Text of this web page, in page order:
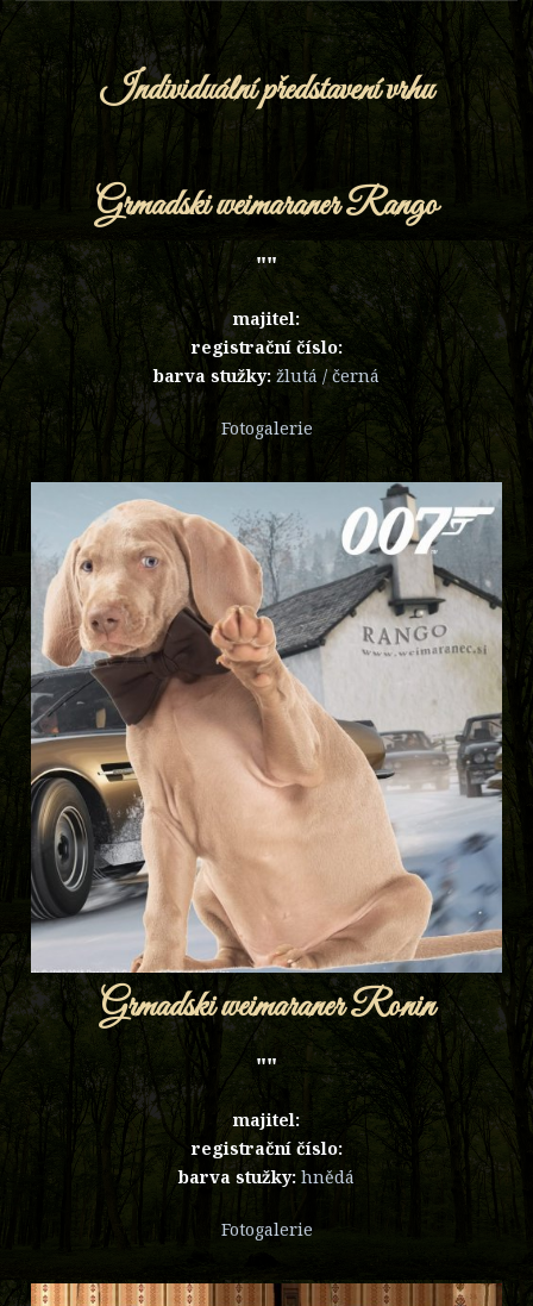
Individuální představení vrhu
Grmadski weimaraner Rango
""
majitel:
registrační číslo:
barva stužky: žlutá / černá
Fotogalerie
Grmadski weimaraner Ronin
""
majitel:
registrační číslo:
barva stužky: hnědá
Fotogalerie